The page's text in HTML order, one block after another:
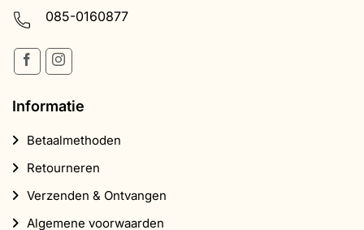
085-0160877
Informatie
Betaalmethoden
Retourneren
Verzenden & Ontvangen
Algemene voorwaarden